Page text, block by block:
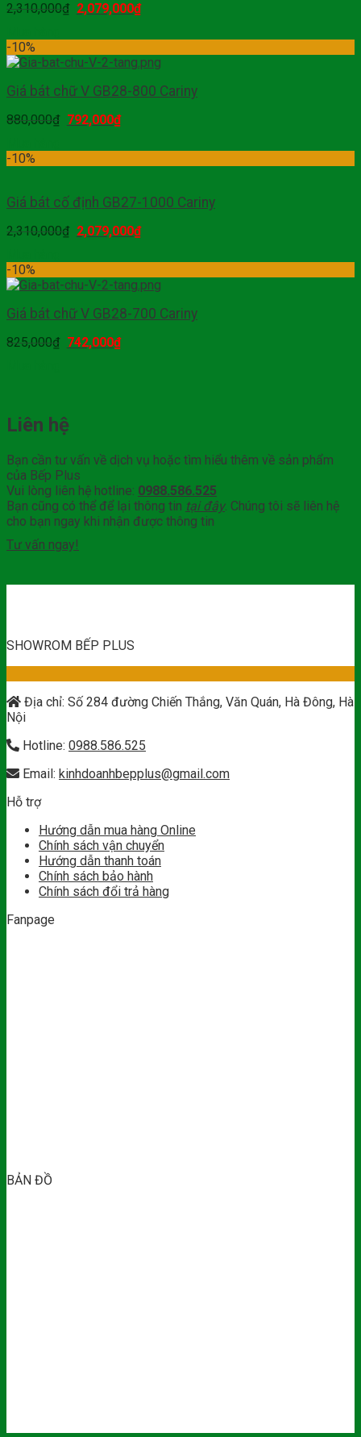
2,310,000₫ 2,079,000₫
-10%
Giá bát chữ V GB28-800 Cariny
880,000₫ 792,000₫
-10%
Giá bát cố định GB27-1000 Cariny
2,310,000₫ 2,079,000₫
-10%
Giá bát chữ V GB28-700 Cariny
825,000₫ 742,000₫
Liên hệ
Bạn cần tư vấn về dịch vụ hoặc tìm hiểu thêm về sản phẩm
của Bếp Plus
Vui lòng liên hệ hotline: 0988.586.525
Bạn cũng có thể để lại thông tin tại đây. Chúng tôi sẽ liên hệ
cho bạn ngay khi nhận được thông tin
Tư vấn ngay!
SHOWROM BẾP PLUS
Địa chỉ: Số 284 đường Chiến Thắng, Văn Quán, Hà Đông, Hà
Nội
Hotline: 0988.586.525
Email: kinhdoanhbepplus@gmail.com
Hỗ trợ
Hướng dẫn mua hàng Online
Chính sách vận chuyển
Hướng dẫn thanh toán
Chính sách bảo hành
Chính sách đổi trả hàng
Fanpage
BẢN ĐỒ